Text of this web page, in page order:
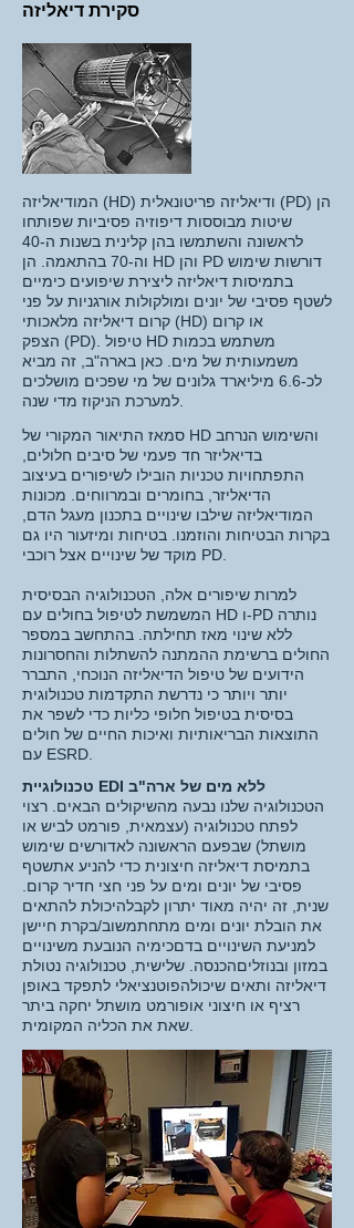
סקירת דיאליזה
המודיאליזה (HD) ודיאליזה פריטונאלית (PD) הן
שיטות מבוססות דיפוזיה פסיביות שפותחו
לראשונה והשתמשו בהן קלינית בשנות ה-40
וה-70 בהתאמה. הן HD והן PD דורשות שימוש
בתמיסות דיאליזה ליצירת שיפועים כימיים
לשטף פסיבי של יונים ומולקולות אורגניות על פני
קרום דיאליזה מלאכותי (HD) או קרום
(PD). טיפול HD משתמש בכמות
משמעותית של מים. כאן בארה"ב, זה מביא
לכ-6.6 מיליארד גלונים של מי שפכים מושלכים
סמאז התיאור המקורי של HD והשימוש הנרחב
בדיאליזר חד פעמי של סיבים חלולים,
התפתחויות טכניות הובילו לשיפורים בעיצוב
הדיאליזר, בחומרים ובמרווחים. מכונות
המודיאליזה שילבו שינויים בתכנון מעגל הדם,
בקרות הבטיחות והוזמנו. בטיחות ומיזעור היו גם
מוקד של שינויים אצל רוכבי PD.
למרות שיפורים אלה, הטכנולוגיה הבסיסית
המשמשת לטיפול בחולים עם HD ו-PD נותרה
ללא שינוי מאז תחילתה. בהתחשב במספר
החולים ברשימת ההמתנה להשתלות והחסרונות
הידועים של טיפול הדיאליזה הנוכחי, התברר
יותר ויותר כי נדרשת התקדמות טכנולוגית
בסיסית בטיפול חלופי כליות כדי לשפר את
התוצאות הבריאותיות ואיכות החיים של חולים
עם ESRD.
טכנולוגיית EDI ללא מים של ארה"ב
הטכנולוגיה שלנו נבעה מהשיקולים הבאים. רצוי
לפתח טכנולוגיה (עצמאית, פורמט לביש או
מושתל) שבפעם הראשונה לאדורשים שימוש
בתמיסת דיאליזה חיצונית כדי להניע אתשטף
פסיבי של יונים ומים על פני חצי חדיר קרום.
שנית, זה יהיה מאוד יתרון לקבלהיכולת להתאים
את הובלת יונים ומים מתחתמשוב/בקרת חיישן
למניעת השינויים בדםכימיה הנובעת משינויים
במזון ובנוזליםהכנסה. שלישית, טכנולוגיה נטולת
דיאליזה ותאים שיכולהפוטנציאלי לתפקד באופן
רציף או חיצוני אופורמט מושתל יחקה ביתר